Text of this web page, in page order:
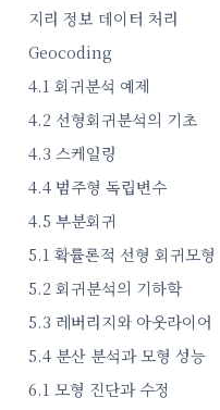
지리 정보 데이터 처리
Geocoding
4.1 회귀분석 예제
4.2 선형회귀분석의 기초
4.3 스케일링
4.4 범주형 독립변수
4.5 부분회귀
5.1 확률론적 선형 회귀모형
5.2 회귀분석의 기하학
5.3 레버리지와 아웃라이어
5.4 분산 분석과 모형 성능
6.1 모형 진단과 수정